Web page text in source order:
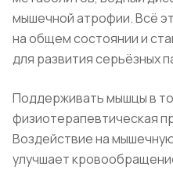
мышечной атрофии. Всё
на общем состоянии и
для развития серьёзных
Поддерживать мышцы в
физиотерапевтическая
Воздействие на
улучшает